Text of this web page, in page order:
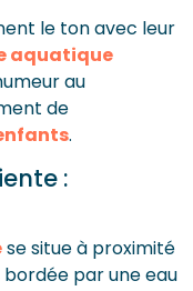
le ton avec leur
aquatique
au
de
.
:
se situe à proximité
par une eau